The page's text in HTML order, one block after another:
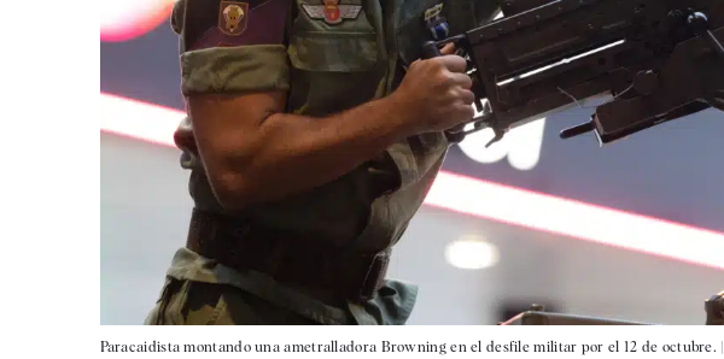
Paracaidista montando una ametralladora Browning en el desfile militar por el 12 de octubre. |